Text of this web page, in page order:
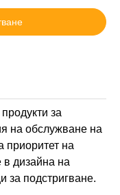
за
на обслужване на
приоритет на
в дизайна на
за подстригване.